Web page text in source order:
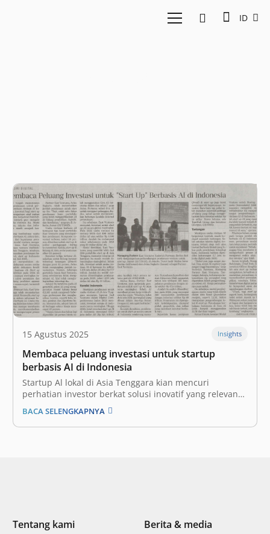
ID
15 Agustus 2025 Insights
Membaca peluang investasi untuk startup
berbasis AI di Indonesia
Startup Al lokal di Asia Tenggara kian mencuri
perhatian investor berkat solusi inovatif yang relevan
secara budaya dan berdampak nyata di lapangan. Di
tengah menurunnya pendanaan untuk perusahaan
startup di Indonesia, investasi bagi startup yang
BACA SELENGKAPNYA
Tentang kami
Berita & media